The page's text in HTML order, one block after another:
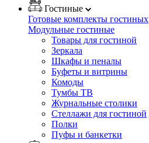
Гостиные
Готовые комплекты гостиных
Модульные гостиные
Товары для гостиной
Зеркала
Шкафы и пеналы
Буфеты и витрины
Комоды
Тумбы ТВ
Журнальные столики
Стеллажи для гостиной
Полки
Пуфы и банкетки